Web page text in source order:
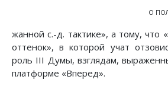
О
жанной с.-д. тактике», а тому, что
оттенок», в которой учат
роль III Думы, взглядам,
платформе «Вперед».